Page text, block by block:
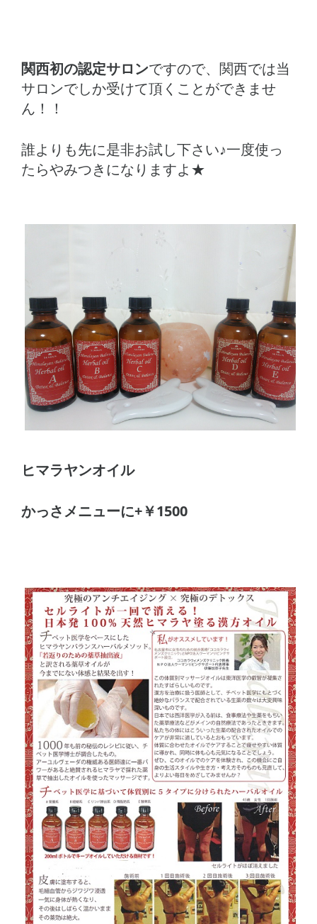
関西初の認定サロンですので、関西では当
サロンでしか受けて頂くことができませ
ん！！
誰よりも先に是非お試し下さい♪一度使っ
たらやみつきになりますよ★
ヒマラヤンオイル
かっさメニューに+￥1500